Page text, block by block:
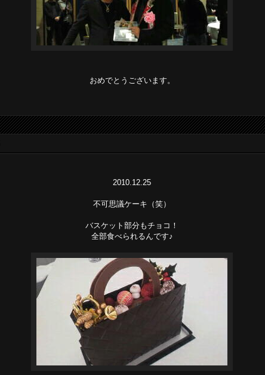
おめでとうございます。
2010.12.25
不可思議ケーキ（笑）
バスケット部分もチョコ！
全部食べられるんです♪